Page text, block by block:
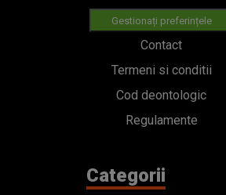
Gestionați preferințele
Contact
Termeni si conditii
Cod deontologic
Regulamente
Categorii